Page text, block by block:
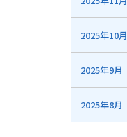
2025年10月
2025年9月
2025年8月